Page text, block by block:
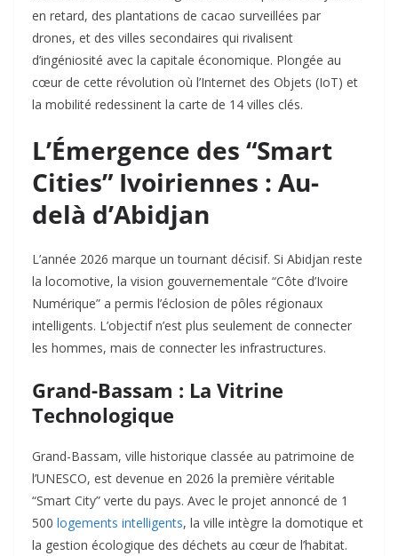
en retard, des plantations de cacao surveillées par
drones, et des villes secondaires qui rivalisent
d’ingéniosité avec la capitale économique. Plongée au
cœur de cette révolution où l’Internet des Objets (IoT) et
la mobilité redessinent la carte de 14 villes clés.
L’Émergence des “Smart
Cities” Ivoiriennes : Au-
delà d’Abidjan
L’année 2026 marque un tournant décisif. Si Abidjan reste
la locomotive, la vision gouvernementale “Côte d’Ivoire
Numérique” a permis l’éclosion de pôles régionaux
intelligents. L’objectif n’est plus seulement de connecter
les hommes, mais de connecter les infrastructures.
Grand-Bassam : La Vitrine
Technologique
Grand-Bassam, ville historique classée au patrimoine de
l’UNESCO, est devenue en 2026 la première véritable
“Smart City” verte du pays. Avec le projet annoncé de 1
500 logements intelligents, la ville intègre la domotique et
la gestion écologique des déchets au cœur de l’habitat.